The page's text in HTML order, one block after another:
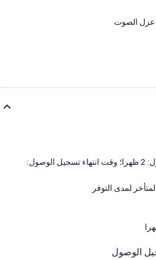
عزل الصوت
وقت بدء تسجيل الوصول: 2 ظهرا؛ وقت انتهاء تسجيل الوصول:
لمدى التوفر
الوصول